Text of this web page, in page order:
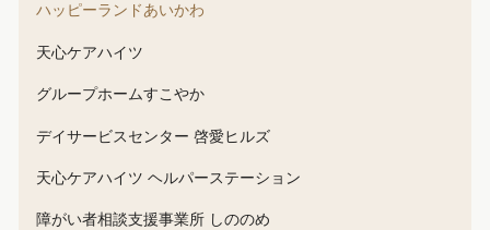
ハッピーランドあいかわ
天心ケアハイツ
グループホームすこやか
デイサービスセンター 啓愛ヒルズ
天心ケアハイツ ヘルパーステーション
障がい者相談支援事業所 しののめ